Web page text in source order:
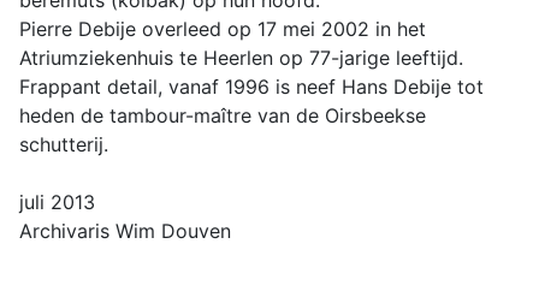
Pierre Debije overleed op 17 mei 2002 in het
Atriumziekenhuis te Heerlen op 77-jarige leeftijd.
Frappant detail, vanaf 1996 is neef Hans Debije tot
heden de tambour-maître van de Oirsbeekse
schutterij.
juli 2013
Archivaris Wim Douven